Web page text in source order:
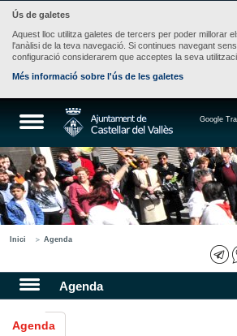
Ús de galetes
Aquest lloc utilitza galetes de tercers per poder millorar
l'anàlisi de la teva navegació. Si continues navegant
configuració considerarem que acceptes la seva
Més informació sobre l'ús de les galetes
Google
Inici Agenda
Agenda
Agenda